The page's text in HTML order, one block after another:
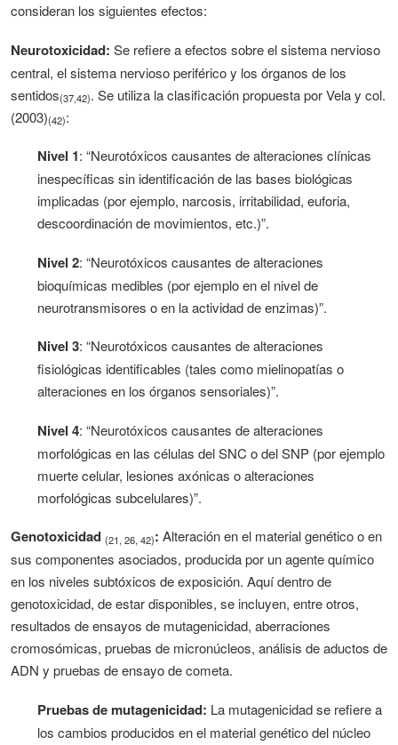
consideran los siguientes efectos:
Neurotoxicidad: Se refiere a efectos sobre el sistema nervioso
central, el sistema nervioso periférico y los órganos de los
sentidos(37,42). Se utiliza la clasificación propuesta por Vela y col.
(2003)(42):
Nivel 1: “Neurotóxicos causantes de alteraciones clínicas
inespecíficas sin identificación de las bases biológicas
implicadas (por ejemplo, narcosis, irritabilidad, euforia,
descoordinación de movimientos, etc.)”.
Nivel 2: “Neurotóxicos causantes de alteraciones
bioquímicas medibles (por ejemplo en el nivel de
neurotransmisores o en la actividad de enzimas)”.
Nivel 3: “Neurotóxicos causantes de alteraciones
fisiológicas identificables (tales como mielinopatías o
alteraciones en los órganos sensoriales)”.
Nivel 4: “Neurotóxicos causantes de alteraciones
morfológicas en las células del SNC o del SNP (por ejemplo
muerte celular, lesiones axónicas o alteraciones
morfológicas subcelulares)”.
Genotoxicidad (21, 26, 42): Alteración en el material genético o en
sus componentes asociados, producida por un agente químico
en los niveles subtóxicos de exposición. Aquí dentro de
genotoxicidad, de estar disponibles, se incluyen, entre otros,
resultados de ensayos de mutagenicidad, aberraciones
cromosómicas, pruebas de micronúcleos, análisis de aductos de
ADN y pruebas de ensayo de cometa.
Pruebas de mutagenicidad: La mutagenicidad se refiere a
los cambios producidos en el material genético del núcleo